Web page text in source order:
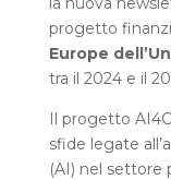
progetto
Europe
tra il 2024 e il
Il progetto
sfide legate
(AI) nel settore